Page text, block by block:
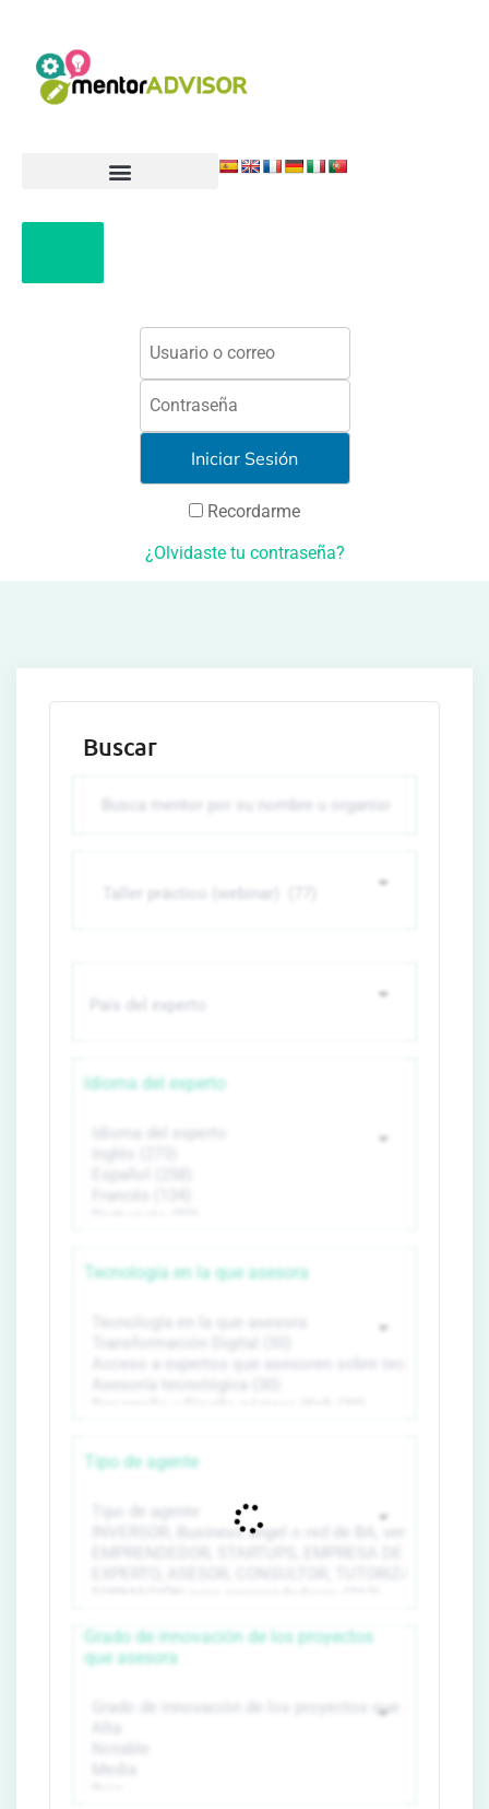
Recordarme
¿Olvidaste tu contraseña?
Buscar
Idioma del experto
Tecnología en la que asesora
Tipo de agente
Grado de innovación de los proyectos
que asesora